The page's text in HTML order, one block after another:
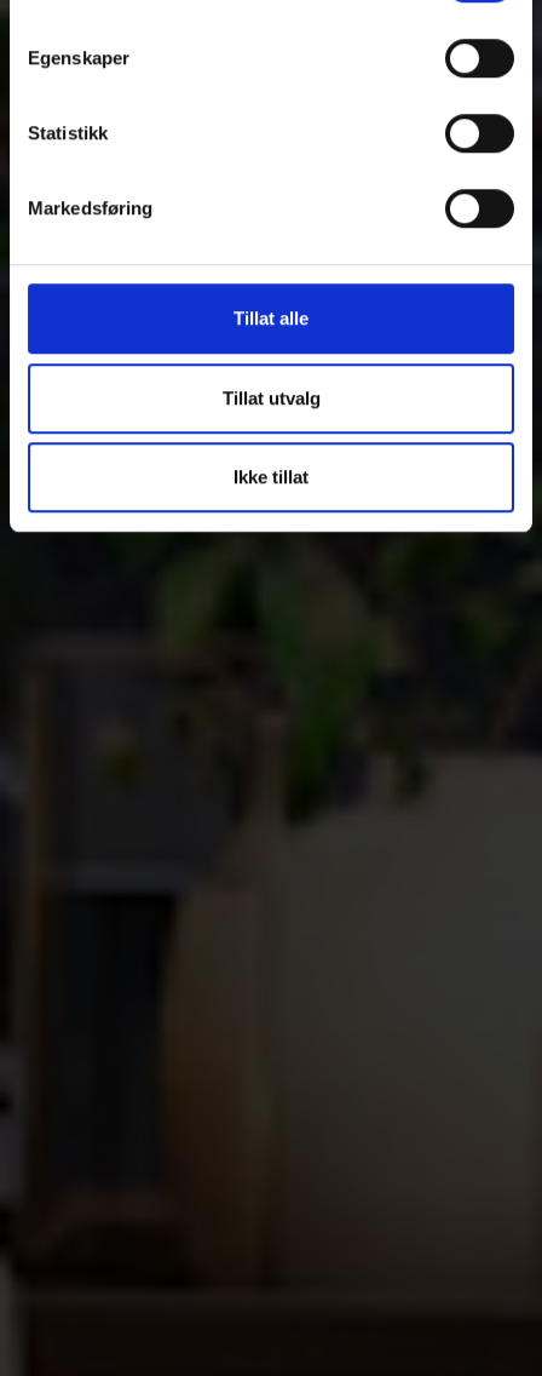
Egenskaper
Statistikk
Markedsføring
Tillat alle
Tillat utvalg
Ikke tillat